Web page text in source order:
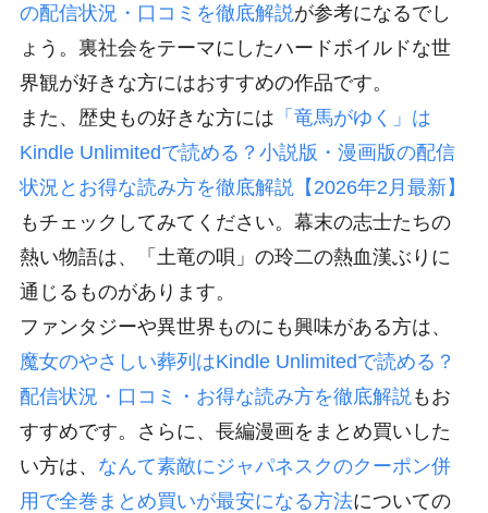
の配信状況・口コミを徹底解説が参考になるでし
ょう。裏社会をテーマにしたハードボイルドな世
界観が好きな方にはおすすめの作品です。
また、歴史もの好きな方には 「竜馬がゆく」は
Kindle Unlimitedで読める？小説版・漫画版の配信
状況とお得な読み方を徹底解説【2026年2月最新】
もチェックしてみてください。幕末の志士たちの
熱い物語は、「土竜の唄」の玲二の熱血漢ぶりに
通じるものがあります。
ファンタジーや異世界ものにも興味がある方は、
魔女のやさしい葬列はKindle Unlimitedで読める？
配信状況・口コミ・お得な読み方を徹底解説 もお
すすめです。さらに、長編漫画をまとめ買いした
い方は、 なんて素敵にジャパネスクのクーポン併
用で全巻まとめ買いが最安になる方法についての